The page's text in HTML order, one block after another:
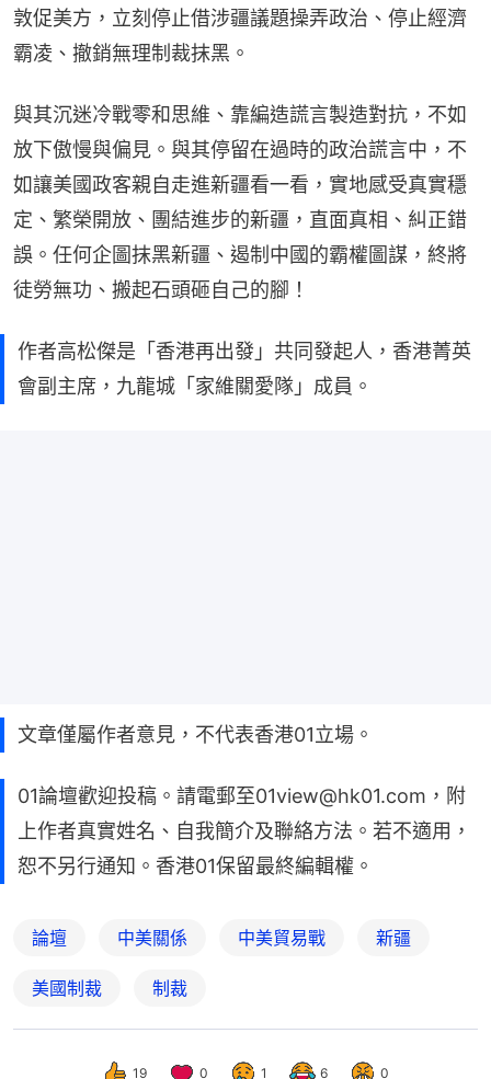
敦促美方，立刻停止借涉疆議題操弄政治、停止經濟
霸凌、撤銷無理制裁抹黑。
與其沉迷冷戰零和思維、靠編造謊言製造對抗，不如
放下傲慢與偏見。與其停留在過時的政治謊言中，不
如讓美國政客親自走進新疆看一看，實地感受真實穩
定、繁榮開放、團結進步的新疆，直面真相、糾正錯
誤。任何企圖抹黑新疆、遏制中國的霸權圖謀，終將
徒勞無功、搬起石頭砸自己的腳！
作者高松傑是「香港再出發」共同發起人，香港菁英
會副主席，九龍城「家維關愛隊」成員。
文章僅屬作者意見，不代表香港01立場。
01論壇歡迎投稿。請電郵至01view@hk01.com，附
上作者真實姓名、自我簡介及聯絡方法。若不適用，
恕不另行通知。香港01保留最終編輯權。
論壇 中美關係 中美貿易戰 新疆
美國制裁 制裁
19 0 1 6 0